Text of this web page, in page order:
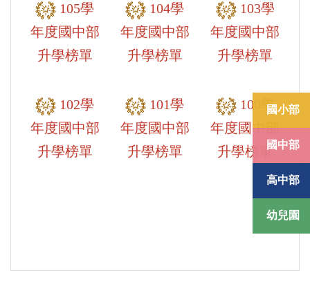
國小部
國中部
高中部
幼兒園
105學
年度國中部
升學榜單
104學
年度國中部
升學榜單
103學
年度國中部
升學榜單
102學
年度國中部
升學榜單
101學
年度國中部
升學榜單
100學
年度國中部
升學榜單